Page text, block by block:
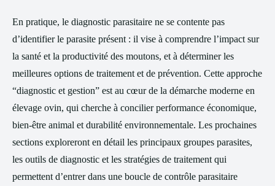
En pratique, le diagnostic parasitaire ne se contente pas
d’identifier le parasite présent : il vise à comprendre l’impact sur
la santé et la productivité des moutons, et à déterminer les
meilleures options de traitement et de prévention. Cette approche
“diagnostic et gestion” est au cœur de la démarche moderne en
élevage ovin, qui cherche à concilier performance économique,
bien-être animal et durabilité environnementale. Les prochaines
sections exploreront en détail les principaux groupes parasites,
les outils de diagnostic et les stratégies de traitement qui
permettent d’entrer dans une boucle de contrôle parasitaire